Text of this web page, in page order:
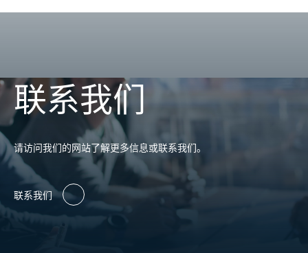
联系我们
请访问我们的网站了解更多信息或联系我们。
联系我们